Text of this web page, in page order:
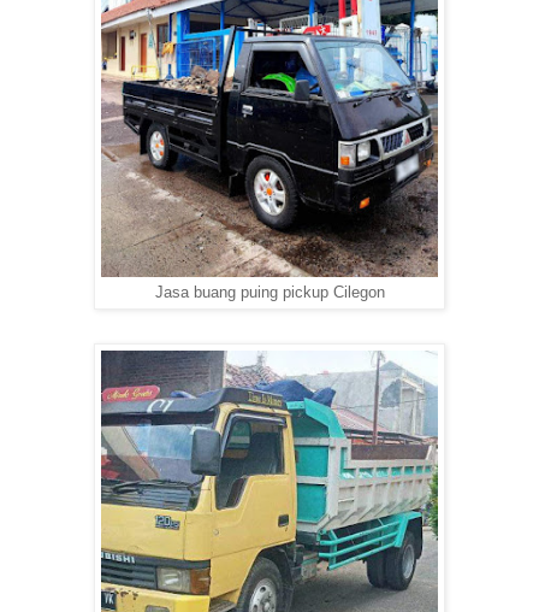
Jasa buang puing pickup Cilegon